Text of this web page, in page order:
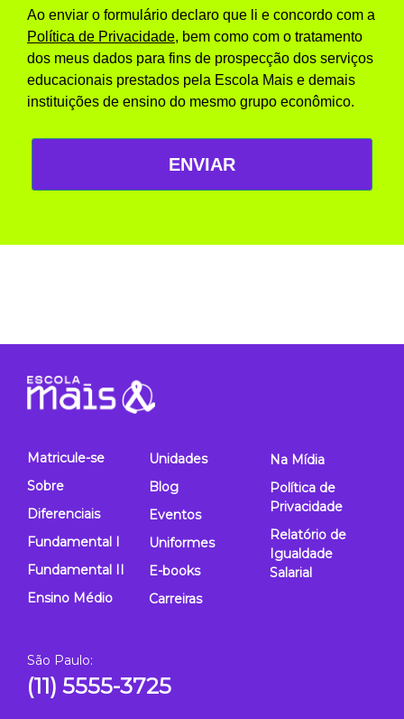
Ao enviar o formulário declaro que li e concordo com a
Política de Privacidade, bem como com o tratamento
dos meus dados para fins de prospecção dos serviços
educacionais prestados pela Escola Mais e demais
instituições de ensino do mesmo grupo econômico.
ENVIAR
Matricule-se
Sobre
Diferenciais
Fundamental I
Fundamental II
Ensino Médio
Unidades
Blog
Eventos
Uniformes
E-books
Carreiras
Na Mídia
Política de
Privacidade
Relatório de
Igualdade
Salarial
São Paulo:
(11) 5555-3725